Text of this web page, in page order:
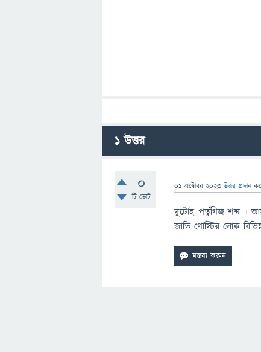
1উত্তর
0
টি ভোট
01 অক্টোবর 2023 উত্তর প্রদান
দুটোই পর্তুগিজ শব্দ ।
জাতি গোস্টির লোক